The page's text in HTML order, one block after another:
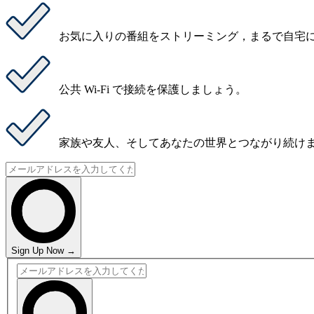
お気に入りの番組をストリーミング ，まるで自宅
公共 Wi-Fi で接続を保護しましょう。
家族や友人、そしてあなたの世界とつながり続け
Sign Up Now →